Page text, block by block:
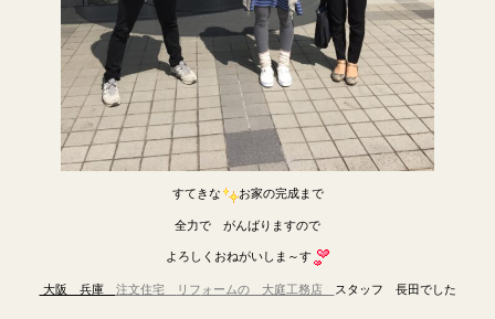
すてきな
お家の完成まで
全力で がんばりますので
よろしくおねがいしま～す
大阪 兵庫 注文住宅 リフォームの 大庭工務店 スタッフ 長田でした